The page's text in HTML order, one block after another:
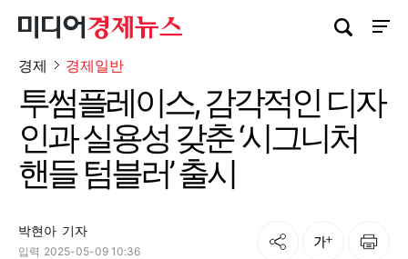
사이
검색창 열기
경제 경제일반
투썸플레이스, 감각적인 디자
인과 실용성 갖춘 ‘시그니처
핸들 텀블러’ 출시
박현아 기자
입력 2025-05-09 10:36
공유 글자크기 인쇄